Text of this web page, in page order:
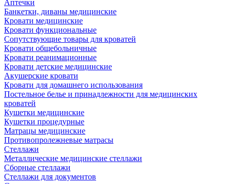
Аптечки
Банкетки, диваны медицинские
Кровати медицинские
Кровати функциональные
Сопутствующие товары для кроватей
Кровати общебольничные
Кровати реанимационные
Кровати детские медицинские
Акушерские кровати
Кровати для домашнего использования
Постельное белье и принадлежности для медицинских
кроватей
Кушетки медицинские
Кушетки процедурные
Матрацы медицинские
Противопролежневые матрасы
Стеллажи
Металлические медицинские стеллажи
Сборные стеллажи
Стеллажи для документов